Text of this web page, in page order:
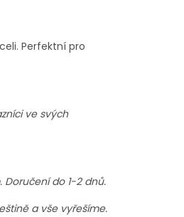
Perfektní pro
ve svých
do 1-2 dnů.
a vše vyřešíme.